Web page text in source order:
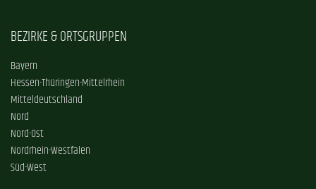
BEZIRKE & ORTSGRUPPEN
Bayern
Hessen-Thüringen-Mittelrhein
Mitteldeutschland
Nord
Nord-Ost
Nordrhein-Westfalen
Süd-West